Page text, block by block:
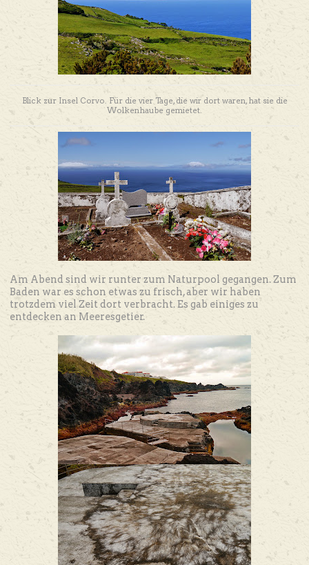
Blick zur Insel Corvo. Für die vier Tage, die wir dort waren, hat sie die
Wolkenhaube gemietet.
Am Abend sind wir runter zum Naturpool gegangen. Zum
Baden war es schon etwas zu frisch, aber wir haben
trotzdem viel Zeit dort verbracht. Es gab einiges zu
entdecken an Meeresgetier.